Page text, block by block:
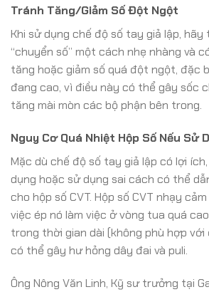
Tránh Tăng/Giảm Số Đột Ngột
Khi sử dụng chế độ số tay giả lập, hãy
“chuyển số” một cách nhẹ nhàng và
tăng hoặc giảm số quá đột ngột, đặc
đang cao, vì điều này có thể gây sốc
tăng mài mòn các bộ phận bên trong.
Nguy Cơ Quá Nhiệt Hộp Số Nếu Sử
Mặc dù chế độ số tay giả lập có lợi
dụng hoặc sử dụng sai cách có thể
cho hộp số CVT. Hộp số CVT nhạy
việc ép nó làm việc ở vòng tua quá
trong thời gian dài (không phù hợp với
có thể gây hư hỏng dây đai và puli.
Ông Nông Văn Linh, Kỹ sư trưởng tại